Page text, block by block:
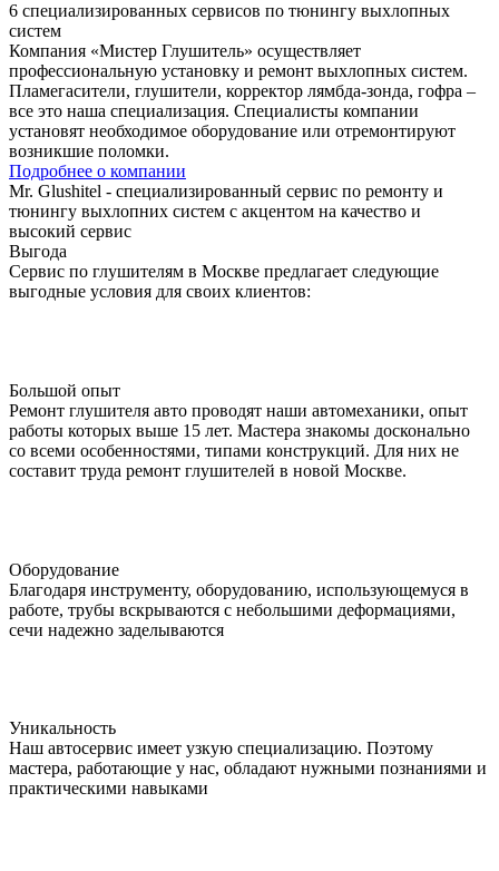
6 специализированных сервисов по тюнингу выхлопных
систем
Компания «Мистер Глушитель» осуществляет
профессиональную установку и ремонт выхлопных систем.
Пламегасители, глушители, корректор лямбда-зонда, гофра –
все это наша специализация. Специалисты компании
установят необходимое оборудование или отремонтируют
возникшие поломки.
Подробнее о компании
Mr. Glushitel - специализированный сервис по ремонту и
тюнингу выхлопних систем с акцентом на качество и
высокий сервис
Выгода
Сервис по глушителям в Москве предлагает следующие
выгодные условия для своих клиентов:
Большой опыт
Ремонт глушителя авто проводят наши автомеханики, опыт
работы которых выше 15 лет. Мастера знакомы досконально
со всеми особенностями, типами конструкций. Для них не
составит труда ремонт глушителей в новой Москве.
Оборудование
Благодаря инструменту, оборудованию, использующемуся в
работе, трубы вскрываются с небольшими деформациями,
сечи надежно заделываются
Уникальность
Наш автосервис имеет узкую специализацию. Поэтому
мастера, работающие у нас, обладают нужными познаниями и
практическими навыками